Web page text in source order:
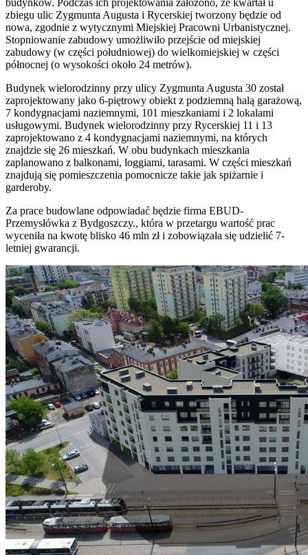
zbiegu ulic Zygmunta Augusta i Rycerskiej tworzony będzie od
nowa, zgodnie z wytycznymi Miejskiej Pracowni Urbanistycznej.
Stopniowanie zabudowy umożliwiło przejście od miejskiej
zabudowy (w części południowej) do wielkomiejskiej w części
północnej (o wysokości około 24 metrów).
Budynek wielorodzinny przy ulicy Zygmunta Augusta 30 został
zaprojektowany jako 6-piętrowy obiekt z podziemną halą garażową,
7 kondygnacjami naziemnymi, 101 mieszkaniami i 2 lokalami
usługowymi. Budynek wielorodzinny przy Rycerskiej 11 i 13
zaprojektowano z 4 kondygnacjami naziemnymi, na których
znajdzie się 26 mieszkań. W obu budynkach mieszkania
zaplanowano z balkonami, loggiami, tarasami. W części mieszkań
znajdują się pomieszczenia pomocnicze takie jak spiżarnie i
garderoby.
Za prace budowlane odpowiadać będzie firma EBUD-
Przemysłówka z Bydgoszczy., która w przetargu wartość prac
wyceniła na kwotę blisko 46 mln zł i zobowiązała się udzielić 7-
letniej gwarancji.